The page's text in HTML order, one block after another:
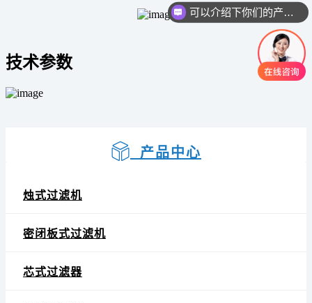
技术参数
产品中心
烛式过滤机
密闭板式过滤机
芯式过滤器
可以介绍下你们的产品么